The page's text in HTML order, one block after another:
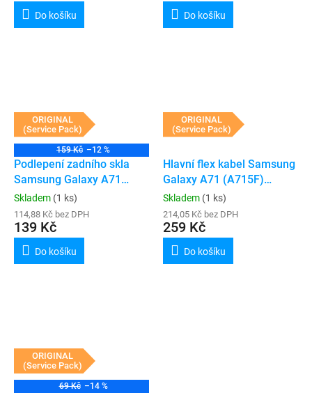
Do košíku Do košíku
ORIGINAL
(Service Pack)
159 Kč –12 %
Podlepení zadního skla
Samsung Galaxy A71
(A715F)
Skladem (1 ks)
114,88 Kč bez DPH
139 Kč
Do košíku
ORIGINAL
(Service Pack)
Hlavní flex kabel Samsung
Galaxy A71 (A715F)
(Service Pack)
Skladem (1 ks)
214,05 Kč bez DPH
259 Kč
Do košíku
ORIGINAL
(Service Pack)
69 Kč –14 %